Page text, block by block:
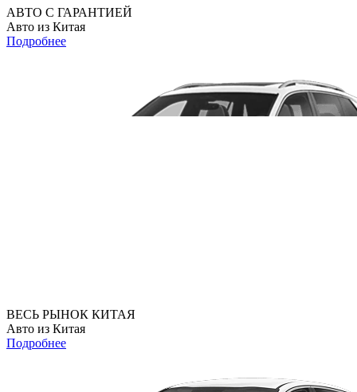
АВТО С ГАРАНТИЕЙ
Авто из Китая
Подробнее
ВЕСЬ РЫНОК КИТАЯ
Авто из Китая
Подробнее